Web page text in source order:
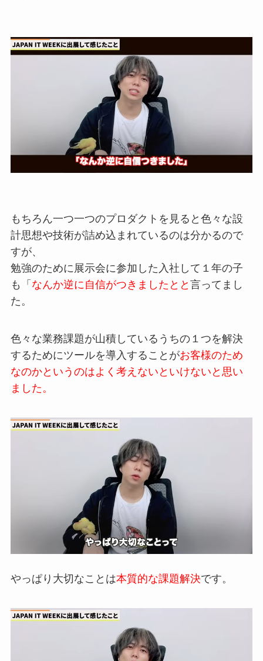
もちろん一つ一つのプロダクトを見ると 色々な設
計思想や技術が詰め込まれているのは分かるので
すが、
勉強のために展示会に参加した入社して１年の子
も
「 なんか逆に自信がつきましたとと 言ってまし
た。
色々な業務課題が山積しているうちの１つを解決
するためにツールを導入することがお客様のため
なのかというのはよく考えないといけない と思い
ました。
やっぱり大切なことは本質的な課題解決です。